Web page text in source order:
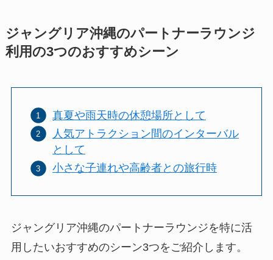
ジャングリア沖縄のパートナーラウンジ
利用の3つのおすすめシーン
真夏や雨天時の休憩場所として
人気アトラクション間のインターバル
として
小さな子連れや高齢者との旅行時
ジャングリア沖縄のパートナーラウンジを特に活
用したいおすすめのシーン3つをご紹介します。